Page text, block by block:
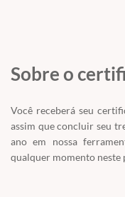
Sobre o
Você receberá seu
assim que concluir seu
ano em nossa
qualquer momento neste